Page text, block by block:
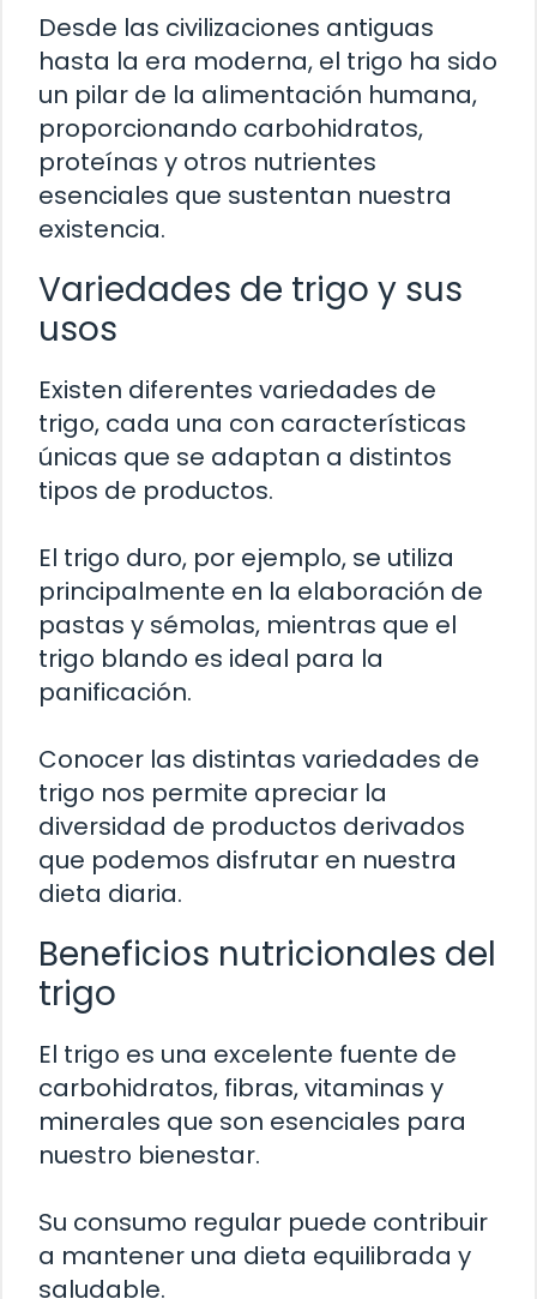
Desde las civilizaciones antiguas
hasta la era moderna, el trigo ha sido
un pilar de la alimentación humana,
proporcionando carbohidratos,
proteínas y otros nutrientes
esenciales que sustentan nuestra
existencia.
Variedades de trigo y sus
usos
Existen diferentes variedades de
trigo, cada una con características
únicas que se adaptan a distintos
tipos de productos.
El trigo duro, por ejemplo, se utiliza
principalmente en la elaboración de
pastas y sémolas, mientras que el
trigo blando es ideal para la
panificación.
Conocer las distintas variedades de
trigo nos permite apreciar la
diversidad de productos derivados
que podemos disfrutar en nuestra
dieta diaria.
Beneficios nutricionales del
trigo
El trigo es una excelente fuente de
carbohidratos, fibras, vitaminas y
minerales que son esenciales para
nuestro bienestar.
Su consumo regular puede contribuir
a mantener una dieta equilibrada y
saludable.